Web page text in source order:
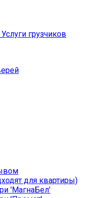
грузчиков
для квартиры)
'МагнаБел'